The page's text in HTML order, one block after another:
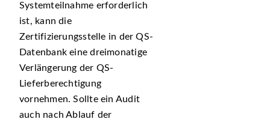
Systemteilnahme erforderlich
ist, kann die
Zertifizierungsstelle in der QS-
Datenbank eine dreimonatige
Verlängerung der QS-
Lieferberechtigung
vornehmen. Sollte ein Audit
auch nach Ablauf der